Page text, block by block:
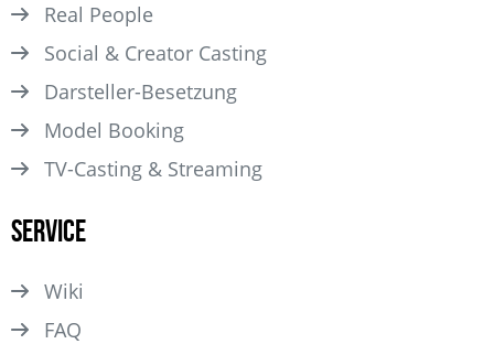
Real People
Social & Creator Casting
Darsteller­-Besetzung
Model Booking
TV-Casting & Streaming
Service
Wiki
FAQ